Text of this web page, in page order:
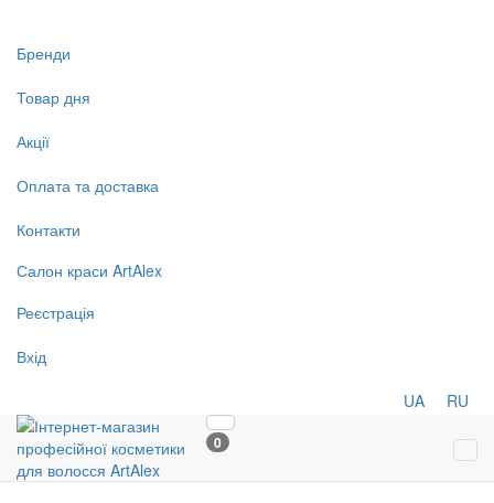
Бренди
Товар дня
Акції
Оплата та доставка
Контакти
Салон краси ArtAlex
Реєстрація
Вхід
UA RU
0